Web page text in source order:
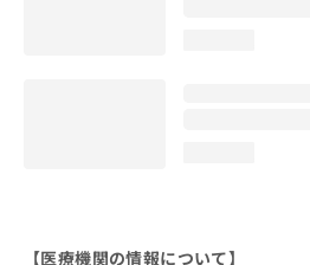
【医療機関の情報について】